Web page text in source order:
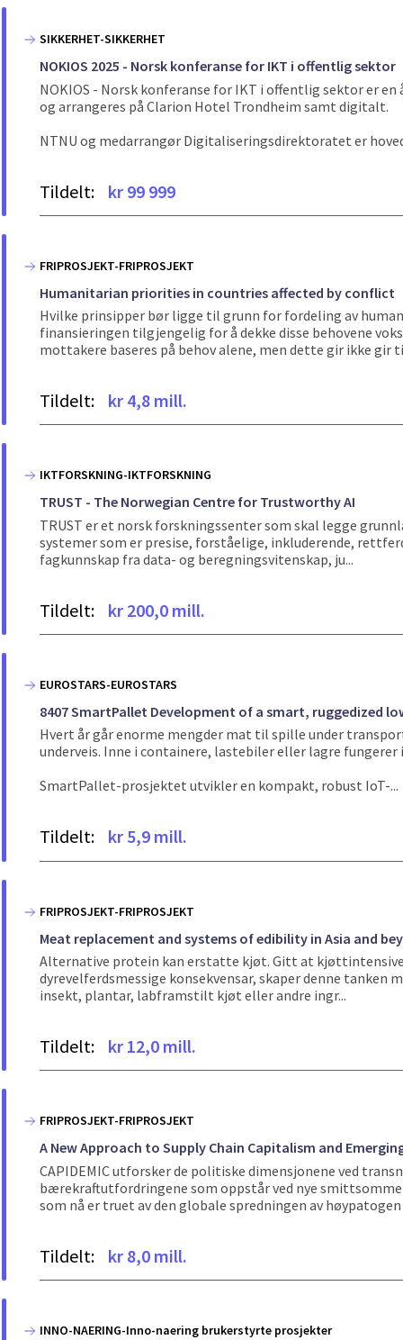
SIKKERHET-SIKKERHET
NOKIOS 2025 - Norsk konferanse for IKT i offentlig sektor
NOKIOS - Norsk konferanse for IKT i offentlig sektor er
og arrangeres på Clarion Hotel Trondheim samt digitalt.
NTNU og medarrangør Digitaliseringsdirektoratet er
Tildelt: kr 99 999
FRIPROSJEKT-FRIPROSJEKT
Humanitarian priorities in countries affected by conflict
Hvilke prinsipper bør ligge til grunn for fordeling av
finansieringen tilgjengelig for å dekke disse behovene
mottakere baseres på behov alene, men dette gir ikke gir
Tildelt: kr 4,8 mill.
IKTFORSKNING-IKTFORSKNING
TRUST - The Norwegian Centre for Trustworthy AI
TRUST er et norsk forskningssenter som skal legge
systemer som er presise, forståelige, inkluderende,
fagkunnskap fra data- og beregningsvitenskap, ju...
Tildelt: kr 200,0 mill.
EUROSTARS-EUROSTARS
8407 SmartPallet Development of a smart, ruggedized
Hvert år går enorme mengder mat til spille under
underveis. Inne i containere, lastebiler eller lagre fungerer
SmartPallet-prosjektet utvikler en kompakt, robust IoT-...
Tildelt: kr 5,9 mill.
FRIPROSJEKT-FRIPROSJEKT
Meat replacement and systems of edibility in Asia and
Alternative protein kan erstatte kjøt. Gitt at
dyrevelferdsmessige konsekvensar, skaper denne
insekt, plantar, labframstilt kjøt eller andre ingr...
Tildelt: kr 12,0 mill.
FRIPROSJEKT-FRIPROSJEKT
A New Approach to Supply Chain Capitalism and
CAPIDEMIC utforsker de politiske dimensjonene ved
bærekraftutfordringene som oppstår ved nye
som nå er truet av den globale spredningen av
Tildelt: kr 8,0 mill.
INNO-NAERING-Inno-naering brukerstyrte prosjekter